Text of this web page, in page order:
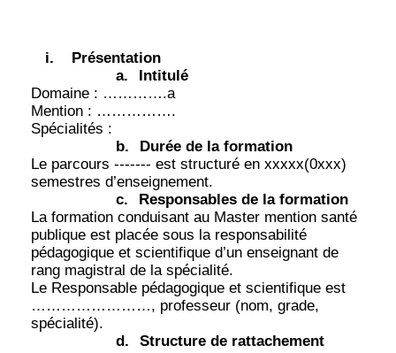
i.
Présentation
a.
Intitulé
Domaine : ………….a
Mention : …………….
Spécialités :
b.
Durée de la formation
Le parcours ------- est structuré en xxxxx(0xxx)
semestres d’enseignement.
c.
Responsables de la formation
La formation conduisant au Master mention santé
publique est placée sous la responsabilité
pédagogique et scientifique d’un enseignant de
rang magistral de la spécialité.
Le Responsable pédagogique et scientifique est
……………………, professeur (nom, grade,
spécialité).
d.
Structure de rattachement